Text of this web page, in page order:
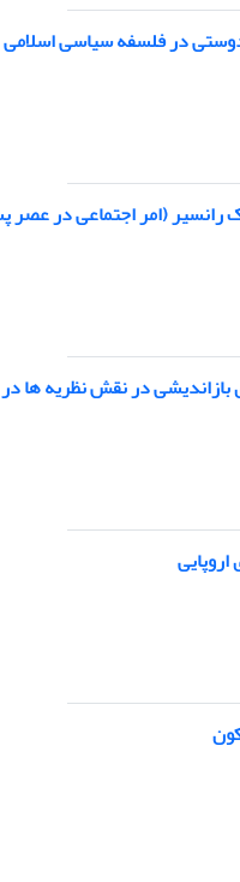
در فلسفه سیاسی اسلامی
رانسیر (امر اجتماعی در
در نقش نظریه ها